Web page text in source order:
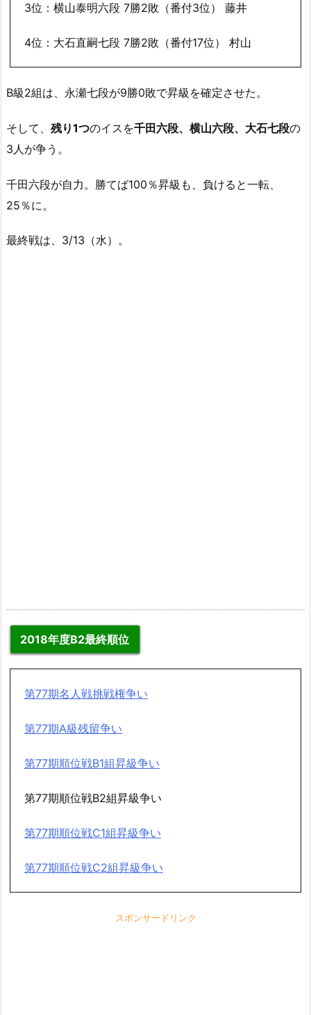
3位：横山泰明六段 7勝2敗（番付3位） 藤井
4位：大石直嗣七段 7勝2敗（番付17位） 村山
B級2組は、永瀬七段が9勝0敗で昇級を確定させた。
そして、 残り1つのイスを千田六段、横山六段、大石七段の
3人が争う。
千田六段が自力。勝てば100％昇級も、負けると一転、
25％に。
最終戦は、3/13（水）。
2018年度B2最終順位
第77期名人戦挑戦権争い
第77期A級残留争い
第77期順位戦B1組昇級争い
第77期順位戦B2組昇級争い
第77期順位戦C1組昇級争い
第77期順位戦C2組昇級争い
スポンサードリンク